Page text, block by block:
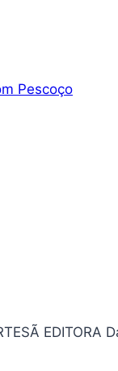
Pescoço